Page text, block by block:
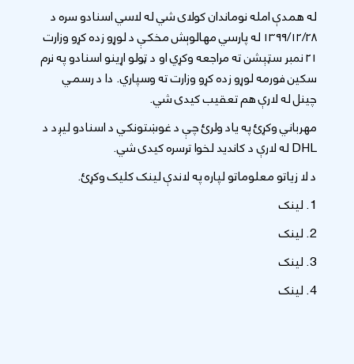
له همدې امله نوماندان کولای شي له لاسي اسنادو سره د
۱۳۹۹/۱۲/۲۸ له پارسي مهالوېش مخکې د لوړو زده کړو وزارت
۲۱ نمبر سټېشن ته مراجعه وکړي او د ټولو اړینو اسنادو په نرم
سکین فورمه لوړو زده کړو وزارت ته وسپاري. دا د رسمي
چینل له لارې هم تعقیب کیدی شي.
مهرباني وکړئ په یاد ولرئ چې د غوښتونکي د اسنادو لیږد د
DHL له لارې د کاندید لخوا ترسره کیدی شي.
د لا زیاتو معلوماتو لپاره په لاندې لینک کلیک وکړئ.
1. لینک
2. لینک
3. لینک
4. لینک